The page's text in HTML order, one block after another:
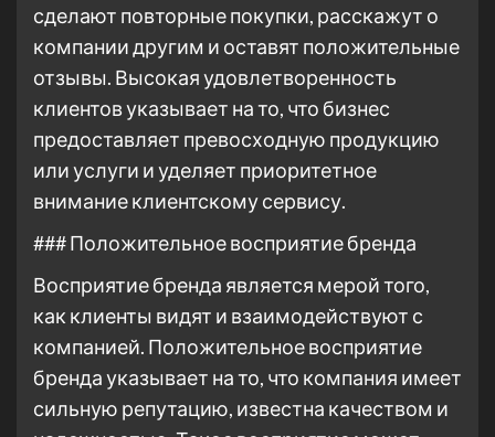
сделают повторные покупки, расскажут о
компании другим и оставят положительные
отзывы. Высокая удовлетворенность
клиентов указывает на то, что бизнес
предоставляет превосходную продукцию
или услуги и уделяет приоритетное
внимание клиентскому сервису.
### Положительное восприятие бренда
Восприятие бренда является мерой того,
как клиенты видят и взаимодействуют с
компанией. Положительное восприятие
бренда указывает на то, что компания имеет
сильную репутацию, известна качеством и